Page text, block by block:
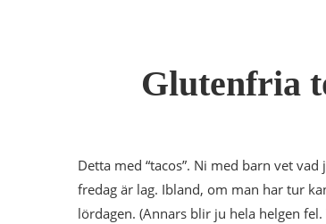
Glutenfria
Detta med “tacos”. Ni med barn vet
fredag är lag. Ibland, om man har tur
lördagen. (Annars blir ju hela helgen